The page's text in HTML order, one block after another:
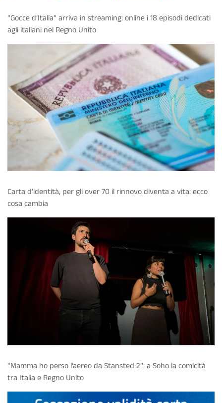
“Gocce d’Italia” arriva in streaming: online i 18 episodi dedicati
agli italiani nel Regno Unito
Carta d'identità, per gli over 70 il rinnovo diventa a vita: ecco
cosa cambia
"Mamma ho perso l’aereo da Stansted 2”: a Soho la comicità
tra Italia e Regno Unito